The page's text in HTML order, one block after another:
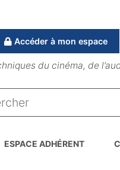
Accéder à mon espace
du cinéma, de
ESPACE ADHÉRENT